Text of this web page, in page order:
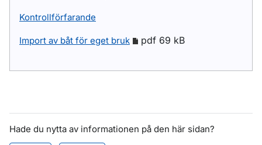
Kontrollförfarande
Import av båt för eget bruk pdf 69 kB
Hade du nytta av informationen på den här sidan?